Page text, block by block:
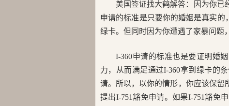
美国签证找大鹤解答：因为你已
申请的标准是只要你的婚姻是真实的
绿卡。但同时因为你遭遇了家暴问题
I-360申请的标准也是要证明婚
力，从而满足通过I-360拿到绿卡的
请。所以，以你的情形，你应该保留
提出I-751豁免申请。如果I-751豁免